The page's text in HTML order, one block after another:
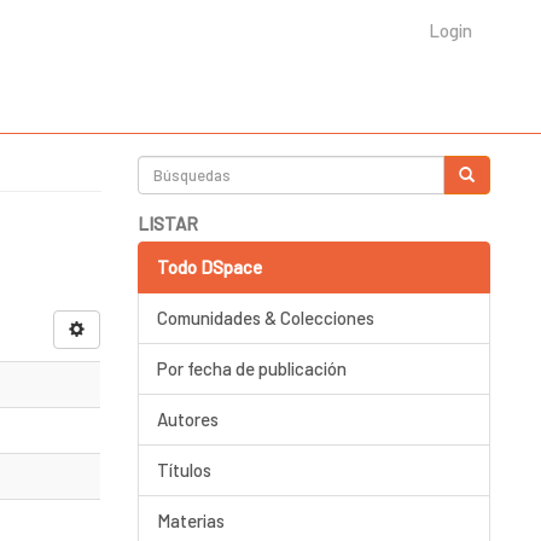
Login
LISTAR
Todo DSpace
Comunidades & Colecciones
Por fecha de publicación
Autores
Títulos
Materias